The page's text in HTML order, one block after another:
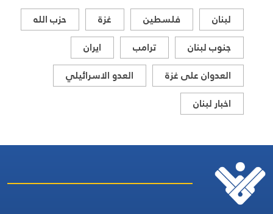
لبنان فلسطين غزة
حزب الله
جنوب لبنان
ترامب
ايران
العدوان على غزة
العدو الاسرائيلي
اخبار لبنان